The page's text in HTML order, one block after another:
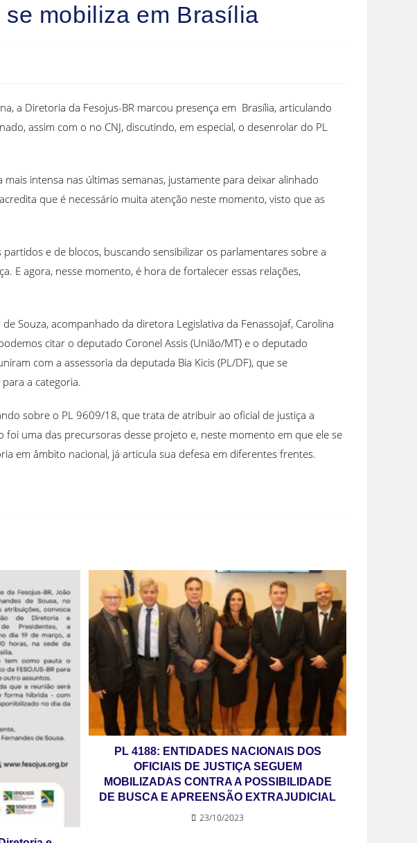
mobiliza em Brasília
a Diretoria da Fesojus-BR marcou presença em Brasília, articulando
assim com o no CNJ, discutindo, em especial, o desenrolar do PL
intensa nas últimas semanas, justamente para deixar alinhado
que é necessário muita atenção neste momento, visto que as
e de blocos, buscando sensibilizar os parlamentares sobre a
E agora, nesse momento, é hora de fortalecer essas relações,
Souza, acompanhado da diretora Legislativa da Fenassojaf, Carolina
citar o deputado Coronel Assis (União/MT) e o deputado
com a assessoria da deputada Bia Kicis (PL/DF), que se
a categoria.
sobre o PL 9609/18, que trata de atribuir ao oficial de justiça a
foi uma das precursoras desse projeto e, neste momento em que ele se
em âmbito nacional, já articula sua defesa em diferentes frentes.
PL 4188: ENTIDADES NACIONAIS DOS
OFICIAIS DE JUSTIÇA SEGUEM
MOBILIZADAS CONTRA A POSSIBILIDADE
DE BUSCA E APREENSÃO EXTRAJUDICIAL
23/10/2023